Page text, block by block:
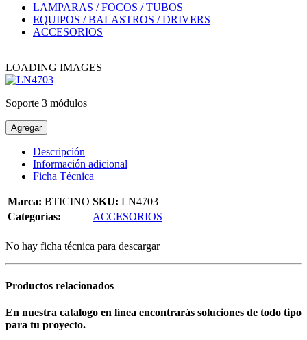
LAMPARAS / FOCOS / TUBOS
EQUIPOS / BALASTROS / DRIVERS
ACCESORIOS
LOADING IMAGES
Soporte 3 módulos
Agregar
Descripción
Información adicional
Ficha Técnica
Marca: BTICINO SKU: LN4703
Categorías:
ACCESORIOS
No hay ficha técnica para descargar
Productos relacionados
En nuestra catalogo en línea encontrarás soluciones de todo tipo
para tu proyecto.